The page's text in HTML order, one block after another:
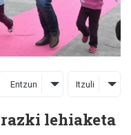
Entzun Itzuli
lehiaketa